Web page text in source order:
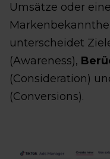
Umsätze oder
unterscheidet
(Awareness),
(Consideration)
(Conversions).